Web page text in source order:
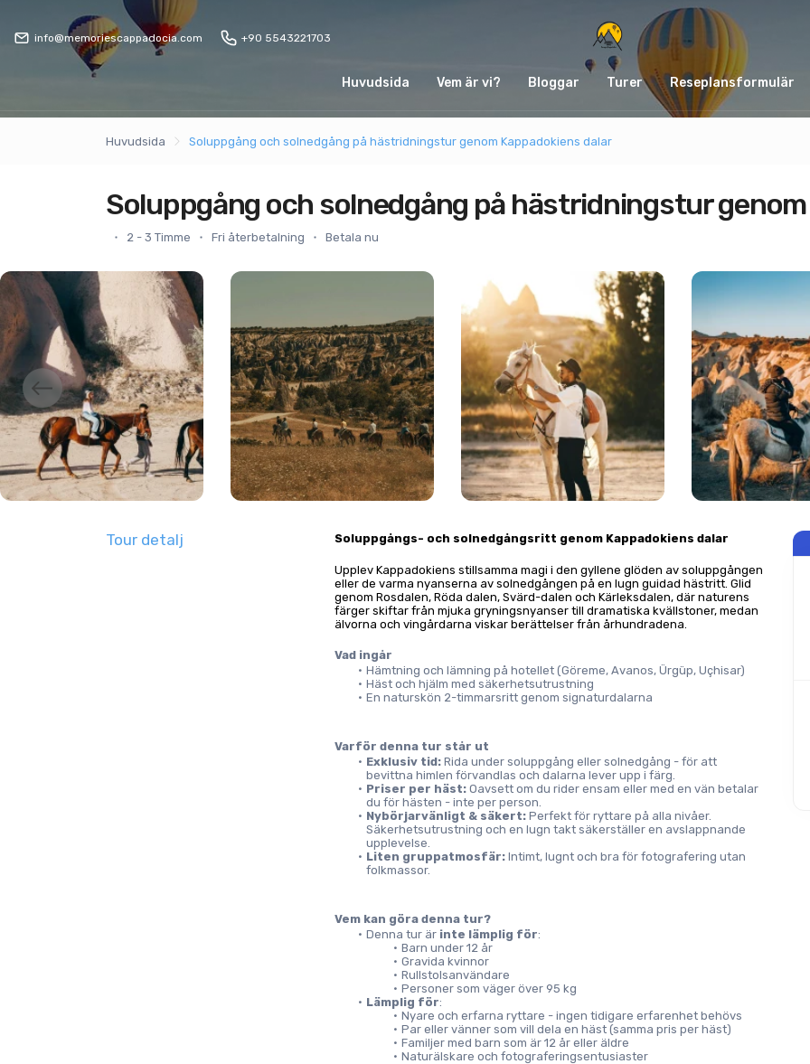
info@memoriescappadocia.com +90 5543221703
Huvudsida Vem är vi? Bloggar Turer Reseplansformulär
Huvudsida Soluppgång och solnedgång på hästridningstur genom Kappadokiens dalar
Soluppgång och solnedgång på hästridningstur
2 - 3 Timme Fri återbetalning Betala nu
Tour detalj Soluppgångs- och solnedgångsritt genom Kappadokiens dalar
Upplev Kappadokiens stillsamma magi i den gyllene glöden av soluppgången
eller de varma nyanserna av solnedgången på en lugn guidad hästritt. Glid
genom Rosdalen, Röda dalen, Svärd-dalen och Kärleksdalen, där naturens
färger skiftar från mjuka gryningsnyanser till dramatiska kvällstoner, medan
älvorna och vingårdarna viskar berättelser från århundradena.
Vad ingår
Hämtning och lämning på hotellet (Göreme, Avanos, Ürgüp, Uçhisar)
Häst och hjälm med säkerhetsutrustning
En naturskön 2-timmarsritt genom signaturdalarna
Varför denna tur står ut
Exklusiv tid: Rida under soluppgång eller solnedgång - för att
bevittna himlen förvandlas och dalarna lever upp i färg.
Priser per häst: Oavsett om du rider ensam eller med en vän betalar
du för hästen - inte per person.
Nybörjarvänligt & säkert: Perfekt för ryttare på alla nivåer.
Säkerhetsutrustning och en lugn takt säkerställer en avslappnande
upplevelse.
Liten gruppatmosfär: Intimt, lugnt och bra för fotografering utan
folkmassor.
Vem kan göra denna tur?
Denna tur är inte lämplig för:
Barn under 12 år
Gravida kvinnor
Rullstolsanvändare
Personer som väger över 95 kg
Lämplig för:
Nyare och erfarna ryttare - ingen tidigare erfarenhet behövs
Par eller vänner som vill dela en häst (samma pris per häst)
Familjer med barn som är 12 år eller äldre
Naturälskare och fotograferingsentusiaster